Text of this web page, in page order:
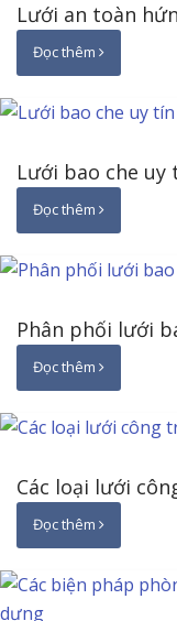
Lưới an toàn
Đọc thêm
Lưới bao che uy
Đọc thêm
Phân phối lưới
Đọc thêm
Các loại lưới
Đọc thêm